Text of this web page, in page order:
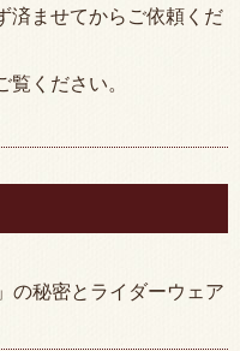
済ませてからご依頼くだ
ください。
の秘密とライダーウェア